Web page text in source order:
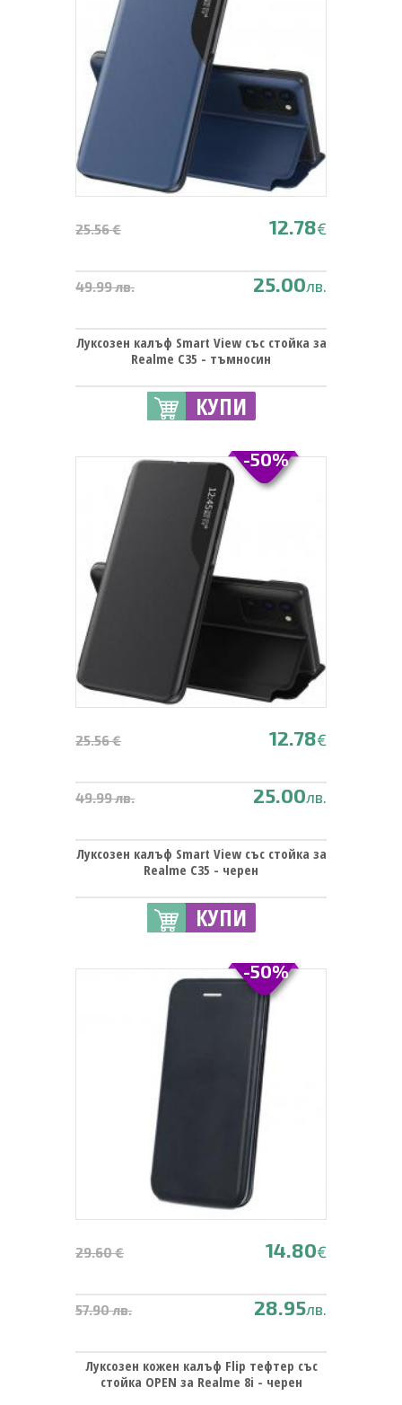
25.56 € 12.78€
49.99 лв. 25.00лв.
Луксозен калъф Smart View със стойка за
Realme C35 - тъмносин
КУПИ
25.56 € 12.78€
49.99 лв. 25.00лв.
Луксозен калъф Smart View със стойка за
Realme C35 - черен
КУПИ
-50%
29.60 € 14.80€
57.90 лв. 28.95лв.
Луксозен кожен калъф Flip тефтер със
стойка OPEN за Realme 8i - черен
-50%